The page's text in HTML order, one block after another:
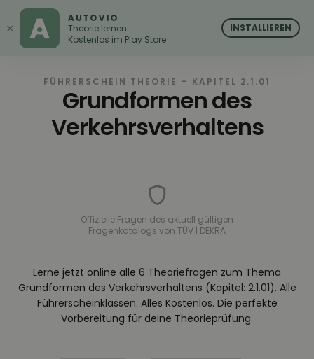
AUTOVIO
FÜHRERSCHEIN THEORIE – KAPITEL 2.1.01
Grundformen des
Verkehrsverhaltens
Offizielle Fragen des aktuell gültigen
Fragenkatalogs von TÜV | DEKRA
Lerne jetzt online alle 6 Theoriefragen zum Thema
Grundformen des Verkehrsverhaltens (Kapitel: 2.1.01). Alle
Führerscheinklassen. Alles Kostenlos. Die perfekte
Vorbereitung für deine Theorieprüfung.
× AUTOVIO
Theorie lernen
Kostenlos im Play Store
INSTALLIEREN